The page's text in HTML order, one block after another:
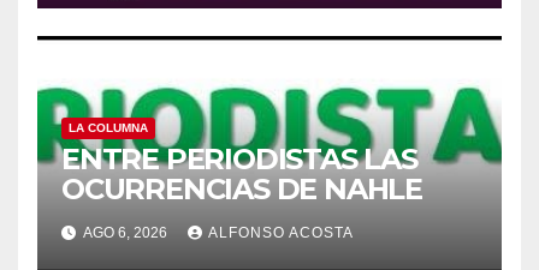
LA COLUMNA
ENTRE PERIODISTAS LAS
OCURRENCIAS DE NAHLE
AGO 6, 2026 ALFONSO ACOSTA